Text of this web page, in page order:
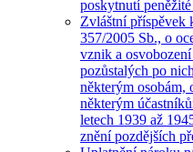
poskytnutí
Zvláštní příspěvek
357/2005 Sb., o
vznik a
pozůstalých po
některým osobám,
některým
letech 1939 až
znění pozdějších